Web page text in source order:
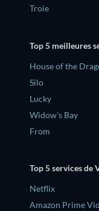
Troie
Top 5 meilleures
House of the
Silo
Lucky
Widow’s Bay
From
Top 5 services de
Netflix
Amazon Prime